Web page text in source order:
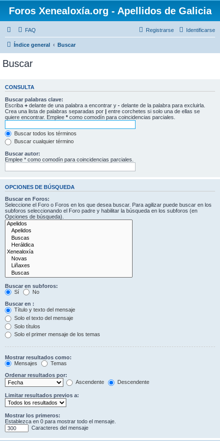
Foros Xenealoxía.org - Apellidos de Galicia
FAQ Identificarse
Registrarse
Índice general Buscar
Buscar
CONSULTA
Buscar palabras clave:
Escriba + delante de una palabra a encontrar y - delante de la palabra para excluirla.
Crea una lista de palabras separadas por | entre corchetes si solo una de ellas se
quiere encontrar. Emplee * como comodín para coincidencias parciales.
Buscar todos los términos
Buscar cualquier término
Buscar autor:
Emplee * como comodín para coincidencias parciales.
OPCIONES DE BÚSQUEDA
Buscar en Foros:
Seleccione el Foro o Foros en los que desea buscar. Para agilizar puede buscar en los
subforos seleccionando el Foro padre y habilitar la búsqueda en los subforos (en
Opciones de búsqueda).
Buscar en subforos:
Sí
No
Buscar en :
Título y texto del mensaje
Solo el texto del mensaje
Solo títulos
Solo el primer mensaje de los temas
Mostrar resultados como:
Mensajes
Temas
Ordenar resultados por:
Ascendente
Descendente
Limitar resultados previos a:
Mostrar los primeros:
Establezca en 0 para mostrar todo el mensaje.
Caracteres del mensaje